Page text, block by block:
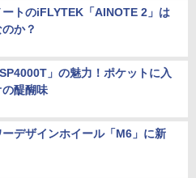
トのiFLYTEK「AINOTE 2」は
か？
」の魅力！ポケットに入
醍醐味
ーデザインホイール「M6」に新